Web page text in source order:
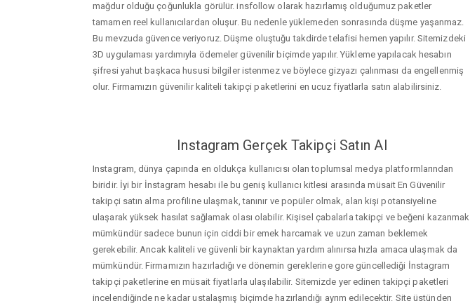
mağdur olduğu çoğunlukla görülür. insfollow olarak hazırlamış olduğumuz paketler
tamamen reel kullanıcılardan oluşur. Bu nedenle yüklemeden sonrasında düşme yaşanmaz.
Bu mevzuda güvence veriyoruz. Düşme oluştuğu takdirde telafisi hemen yapılır. Sitemizdeki
3D uygulaması yardımıyla ödemeler güvenilir biçimde yapılır. Yükleme yapılacak hesabın
şifresi yahut başkaca hususi bilgiler istenmez ve böylece gizyazı çalınması da engellenmiş
olur. Firmamızın güvenilir kaliteli takipçi paketlerini en ucuz fiyatlarla satın alabilirsiniz.
Instagram Gerçek Takipçi Satın Al
Instagram, dünya çapında en oldukça kullanıcısı olan toplumsal medya platformlarından
biridir. İyi bir İnstagram hesabı ile bu geniş kullanıcı kitlesi arasında müsait En Güvenilir
takipçi satın alma profiline ulaşmak, tanınır ve popüler olmak, alan kişi potansiyeline
ulaşarak yüksek hasılat sağlamak olası olabilir. Kişisel çabalarla takipçi ve beğeni kazanmak
mümkündür sadece bunun için ciddi bir emek harcamak ve uzun zaman beklemek
gerekebilir. Ancak kaliteli ve güvenli bir kaynaktan yardım alınırsa hızla amaca ulaşmak da
mümkündür. Firmamızın hazırladığı ve dönemin gereklerine gore güncellediği İnstagram
takipçi paketlerine en müsait fiyatlarla ulaşılabilir. Sitemizde yer edinen takipçi paketleri
incelendiğinde ne kadar ustalaşmış biçimde hazırlandığı ayrım edilecektir. Site üstünden